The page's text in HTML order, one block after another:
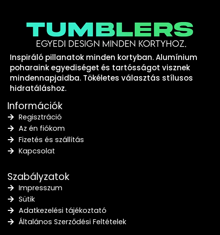
Inspiráló pillanatok minden kortyban. Alumínium
poharaink egyediséget és tartósságot visznek
mindennapjaidba. Tökéletes választás stílusos
hidratáláshoz.
Információk
Regisztráció
Az én fiókom
Fizetés és szállítás
Kapcsolat
Szabályzatok
Impresszum
Sütik
Adatkezelési tájékoztató
Általános Szerződési Feltételek